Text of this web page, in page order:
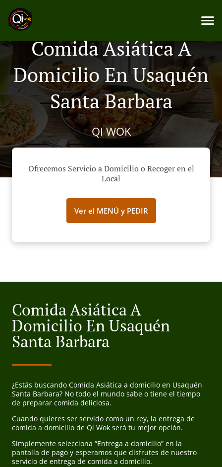
Comida Asiática A
Domicilio En Usaquén
Santa Barbara
QI WOK
Ofrecemos Servicio a Domicilio o Recoger en el
Local
Ver el MENÚ y PEDIR
Comida Asiática A
Domicilio En Usaquén
Santa Barbara
¿Estás buscando Comida Asiática a domicilio en Usaquén
Santa Barbara? No todo el mundo sabe o tiene el tiempo
de preparar comida deliciosa.
Cuando quieres ser servido como un rey, la entrega de
comida a domicilio de Qi Wok será tu mejor opción.
Simplemente selecciona “Entrega a domicilio” en la
pantalla de pago y esperamos que disfrutes de nuestro
servicio de entrega de comida a domicilio.